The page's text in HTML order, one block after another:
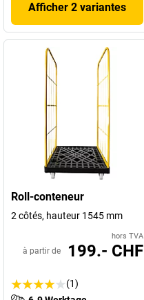
Afficher 2 variantes
Roll-conteneur
2 côtés, hauteur 1545 mm
hors TVA
à partir de 199.- CHF
(1)